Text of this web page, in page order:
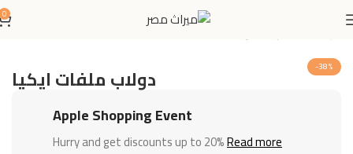
0
-38% دولاب ملفات ايكيا
Apple Shopping Event
Hurry and get discounts up to 20%Read more